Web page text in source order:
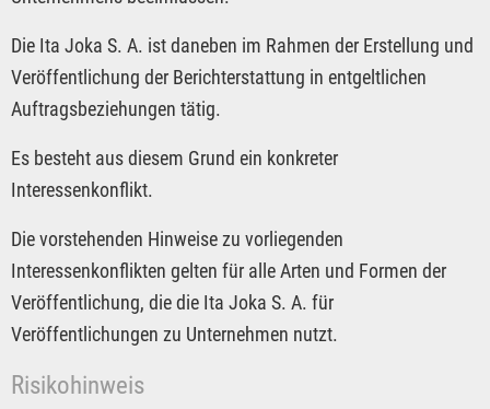
Die Ita Joka S. A. ist daneben im Rahmen der Erstellung und
Veröffentlichung der Berichterstattung in entgeltlichen
Auftragsbeziehungen tätig.
Es besteht aus diesem Grund ein konkreter
Interessenkonflikt.
Die vorstehenden Hinweise zu vorliegenden
Interessenkonflikten gelten für alle Arten und Formen der
Veröffentlichung, die die Ita Joka S. A. für
Veröffentlichungen zu Unternehmen nutzt.
Risikohinweis